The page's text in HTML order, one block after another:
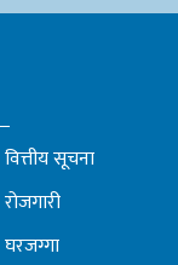
वित्तीय सूचना
रोजगारी
घरजग्गा